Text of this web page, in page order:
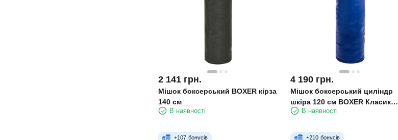
2 141 грн.
Мішок боксерський BOXER кірза
140 см
В наявності
+107 бонусів
4 190 грн.
Мішок боксерський циліндр
шкіра 120 см BOXER Класик
1001-02
В наявності
+210 бонусів